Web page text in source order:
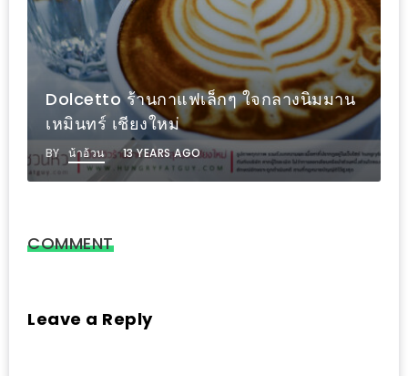
ครบ
ที่
งาน
LEO
PRESENTS
PINGFAI
FESTIVAL
อาหาร
พรีเมียม
Dolcetto ร้านกาแฟเล็กๆ ใจกลางนิมมาน
เหมินทร์ เชียงใหม่
BY น้าอ้วน 13 YEARS AGO
COMMENT
Leave a Reply